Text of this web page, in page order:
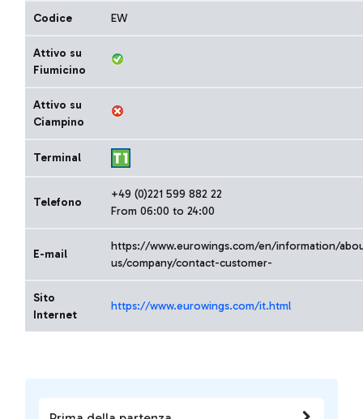
Codice EW
Attivo su
Fiumicino
Attivo su
Ciampino
Terminal
Telefono
+49 (0)221 599 882 22
From 06:00 to 24:00
E-mail
https://www.eurowings.com/en/information/
us/company/contact-customer-
Sito
Internet
https://www.eurowings.com/it.html